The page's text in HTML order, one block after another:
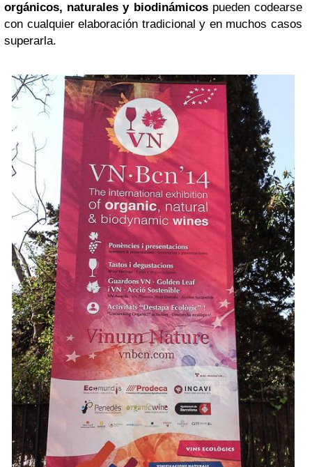
orgánicos, naturales y biodinámicospueden codearse
con cualquier elaboración tradicional y en muchos casos
superarla.